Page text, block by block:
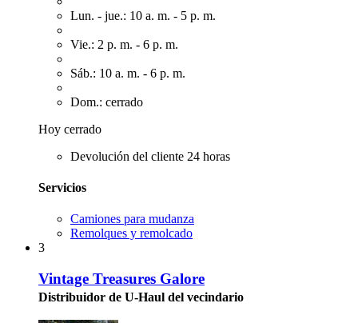
Lun. - jue.: 10 a. m. - 5 p. m.
Vie.: 2 p. m. - 6 p. m.
Sáb.: 10 a. m. - 6 p. m.
Dom.: cerrado
Hoy cerrado
Devolución del cliente 24 horas
Servicios
Camiones para mudanza
Remolques y remolcado
3
Vintage Treasures Galore
Distribuidor de U-Haul del vecindario